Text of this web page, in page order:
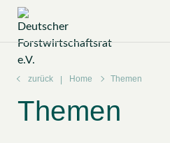
Zum
Inhalt
springenzurück Home Themen
Themen